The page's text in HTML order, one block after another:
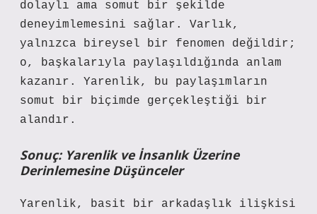
dolaylı ama somut bir şekilde
deneyimlemesini sağlar. Varlık,
yalnızca bireysel bir fenomen değildir;
o, başkalarıyla paylaşıldığında anlam
kazanır. Yarenlik, bu paylaşımların
somut bir biçimde gerçekleştiği bir
alandır.
Sonuç: Yarenlik ve İnsanlık Üzerine
Derinlemesine Düşünceler
Yarenlik, basit bir arkadaşlık ilişkisi